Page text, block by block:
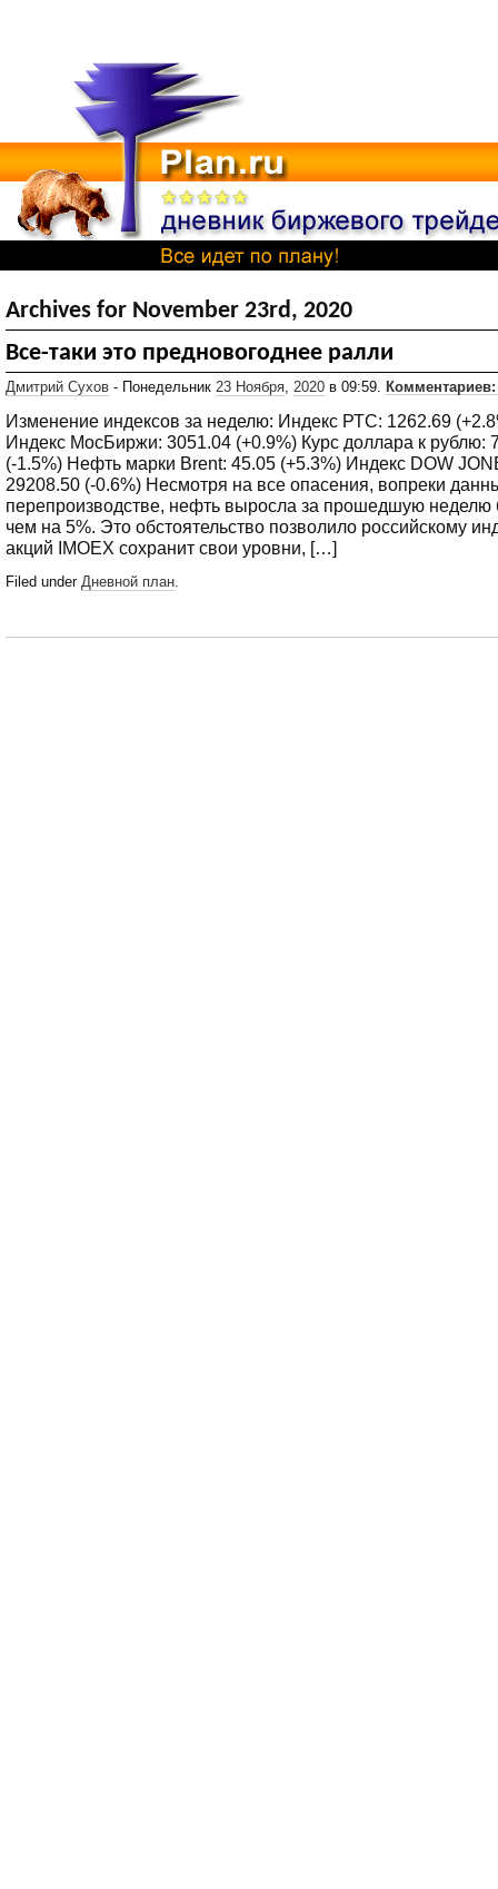
Archives for November 23rd, 2020
Все-таки это предновогоднее ралли
Дмитрий Сухов - Понедельник 23 Ноября, 2020 в 09:59. Комментариев:
Изменение индексов за неделю: Индекс РТС: 1262.69
Индекс MocБиржи: 3051.04 (+0.9%) Курс доллара к рублю:
(-1.5%) Нефть марки Brent: 45.05 (+5.3%) Индекс DOW
29208.50 (-0.6%) Несмотря на все опасения, вопреки
перепроизводстве, нефть выросла за прошедшую неделю
чем на 5%. Это обстоятельство позволило российскому
акций IMOEX сохранит свои уровни, […]
Filed under Дневной план